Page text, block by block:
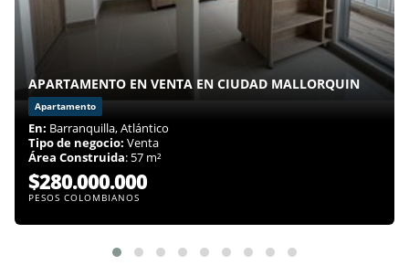
APARTAMENTO EN VENTA EN CIUDAD MALLORQUIN
Apartamento
En: Barranquilla, Atlántico
Tipo de negocio: Venta
Área Construida: 57 m²
$280.000.000
PESOS COLOMBIANOS